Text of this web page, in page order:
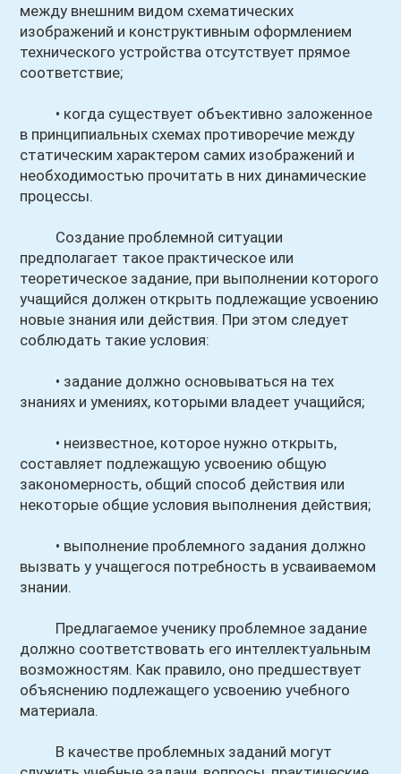
между внешним видом схематических
изображений и конструктивным оформлением
технического устройства отсутствует прямое
соответствие;
• когда существует объективно заложенное
в принципиальных схемах противоречие между
статическим характером самих изображений и
необходимостью прочитать в них динамические
процессы.
Создание проблемной ситуации
предполагает такое практическое или
теоретическое задание, при выполнении которого
учащийся должен открыть подлежащие усвоению
новые знания или действия. При этом следует
соблюдать такие условия:
• задание должно основываться на тех
знаниях и умениях, которыми владеет учащийся;
• неизвестное, которое нужно открыть,
составляет подлежащую усвоению общую
закономерность, общий способ действия или
некоторые общие условия выполнения действия;
• выполнение проблемного задания должно
вызвать у учащегося потребность в усваиваемом
знании.
Предлагаемое ученику проблемное задание
должно соответствовать его интеллектуальным
возможностям. Как правило, оно предшествует
объяснению подлежащего усвоению учебного
материала.
В качестве проблемных заданий могут